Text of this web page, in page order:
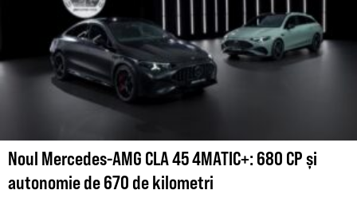
Noul Mercedes-AMG CLA 45 4MATIC+: 680 CP și
autonomie de 670 de kilometri